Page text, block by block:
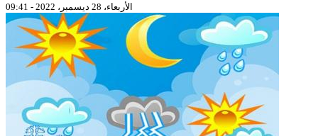
الأربعاء، 28 ديسمبر، 2022 - 09:41